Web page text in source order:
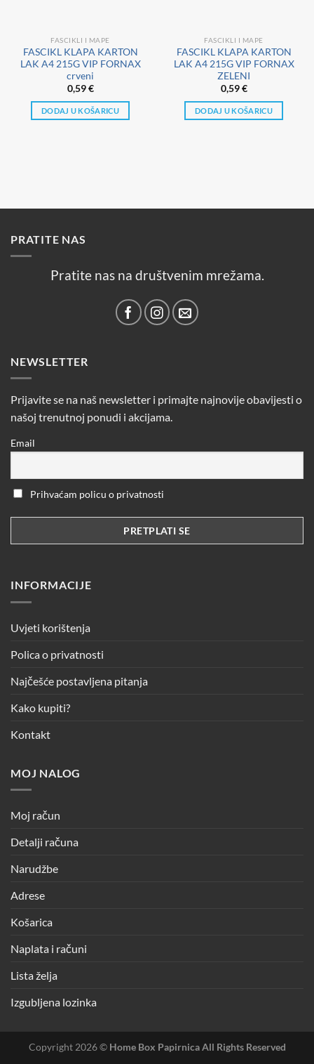
FASCIKLI I MAPE
FASCIKL KLAPA KARTON
LAK A4 215G VIP FORNAX
crveni
0,59€
DODAJ U KOŠARICU
FASCIKLI I MAPE
FASCIKL KLAPA KARTON
LAK A4 215G VIP FORNAX
ZELENI
0,59€
DODAJ U KOŠARICU
PRATITE NAS
Pratite nas na društvenim mrežama.
NEWSLETTER
Prijavite se na naš newsletter i primajte najnovije obavijesti o
našoj trenutnoj ponudi i akcijama.
Email
Prihvaćam policu o privatnosti
INFORMACIJE
Uvjeti korištenja
Polica o privatnosti
Najčešće postavljena pitanja
Kako kupiti?
Kontakt
MOJ NALOG
Moj račun
Detalji računa
Narudžbe
Adrese
Košarica
Naplata i računi
Lista želja
Izgubljena lozinka
Copyright 2026 © Home Box Papirnica All Rights Reserved